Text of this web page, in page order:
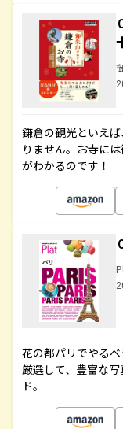
鎌倉の観光といえ
りません。お寺に
がわかるのです！
花の都パリでやる
厳選して、豊富な
ド。